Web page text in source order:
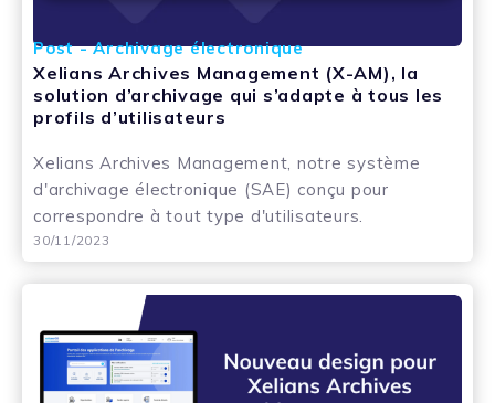
Post - Archivage électronique
Xelians Archives Management (X-AM), la
solution d’archivage qui s’adapte à tous les
profils d’utilisateurs
Xelians Archives Management, notre système
d'archivage électronique (SAE) conçu pour
correspondre à tout type d'utilisateurs.
30/11/2023